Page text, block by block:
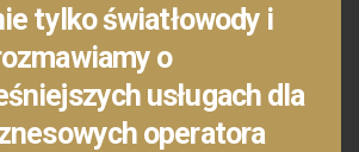
tylko światłowody i
o
usługach dla
operatora